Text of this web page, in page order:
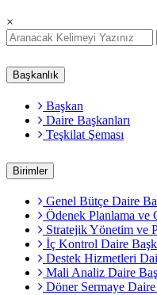
×
Başkanlık
Başkan
Daire Başkanları
Teşkilat Şeması
Birimler
Genel Bütçe Daire
Ödenek Planlama ve
Stratejik Yönetim ve
İç Kontrol Daire
Destek Hizmetleri
Mali Analiz Daire
Döner Sermaye Daire